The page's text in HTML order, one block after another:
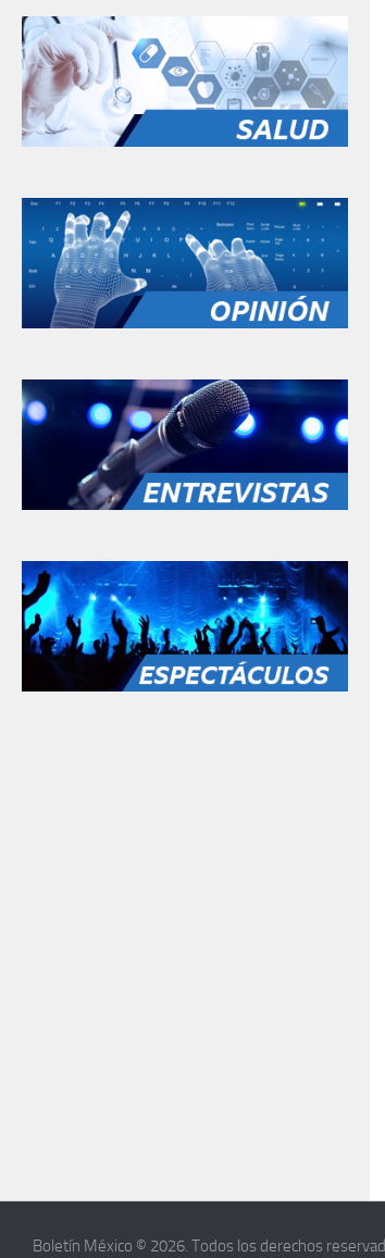
Boletín México © 2026. Todos los derechos